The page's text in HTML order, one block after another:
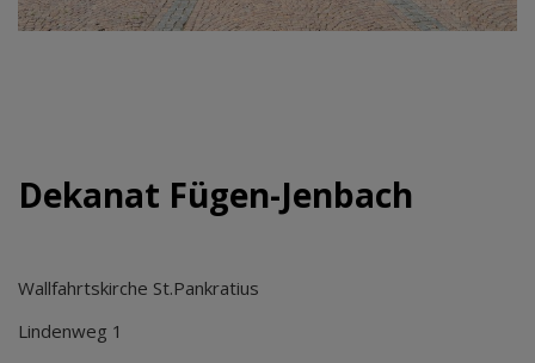
Dekanat Fügen-Jenbach
Wallfahrtskirche St.Pankratius
Lindenweg 1